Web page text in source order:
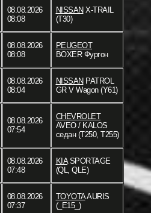
08.08.2026
08:08
NISSANX-TRAIL
(T30)
08.08.2026
08:08
PEUGEOT
BOXER Фургон
08.08.2026
08:04
NISSANPATROL
GR V Wagon (Y61)
08.08.2026
07:54
CHEVROLET
AVEO / KALOS
седан (T250, T255)
08.08.2026
07:48
KIASPORTAGE
(QL, QLE)
08.08.2026
07:37
TOYOTAAURIS
(_E15_)